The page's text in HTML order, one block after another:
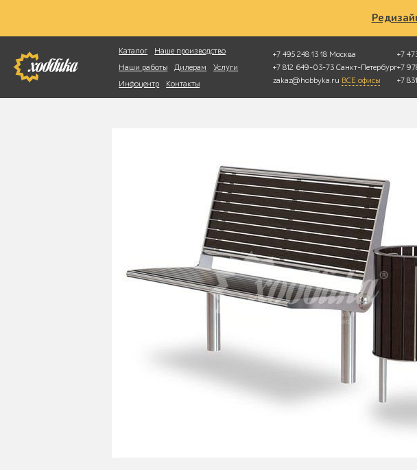
Каталог
Наше производство
Наши работы
Дилерам
Услуги
Инфоцентр
Контакты
+7 495 248 13 18 Москва
+7 812 649-03-73 Санкт-Петербург
zakaz@hobbyka.ru ВСЕ офисы
+7
+7
+7
Фотопоиск